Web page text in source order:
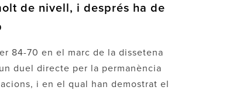
de nivell, i després ha de
84-70 en el marc de la dissetena
duel directe per la permanència
i en el qual han demostrat el